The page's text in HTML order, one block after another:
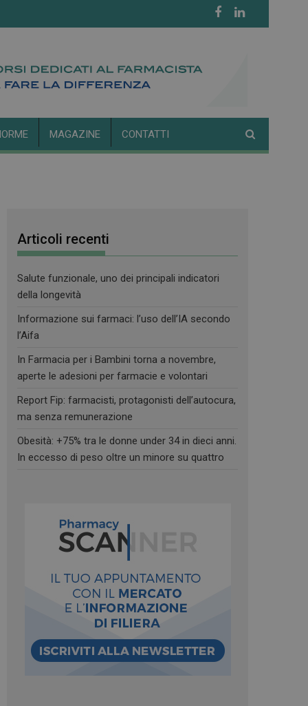
MAGAZINE CONTATTI
Articoli recenti
Salute funzionale, uno dei principali indicatori
della longevità
Informazione sui farmaci: l’uso dell’IA secondo
l’Aifa
In Farmacia per i Bambini torna a novembre,
aperte le adesioni per farmacie e volontari
Report Fip: farmacisti, protagonisti dell’autocura,
ma senza remunerazione
Obesità: +75% tra le donne under 34 in dieci anni.
In eccesso di peso oltre un minore su quattro